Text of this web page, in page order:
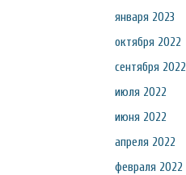
января 2023
октября 2022
сентября 2022
июля 2022
июня 2022
апреля 2022
февраля 2022